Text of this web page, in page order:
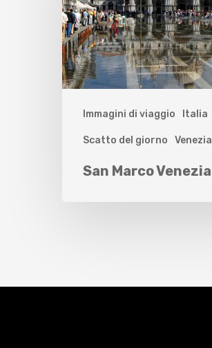
Immagini di viaggio Italia
Scatto del giorno Venezia
San Marco Venezia